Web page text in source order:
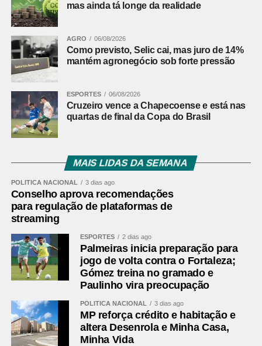
mas ainda tá longe da realidade
AGRO 06/08/2026
Como previsto, Selic cai, mas juro de 14%
mantém agronegócio sob forte pressão
ESPORTES 06/08/2026
Cruzeiro vence a Chapecoense e está nas
quartas de final da Copa do Brasil
MAIS LIDAS DA SEMANA
POLÍTICA NACIONAL 3 dias ago
Conselho aprova recomendações
para regulação de plataformas de
streaming
ESPORTES 2 dias ago
Palmeiras inicia preparação para
jogo de volta contra o Fortaleza;
Gómez treina no gramado e
Paulinho vira preocupação
POLÍTICA NACIONAL 3 dias ago
MP reforça crédito e habitação e
altera Desenrola e Minha Casa,
Minha Vida